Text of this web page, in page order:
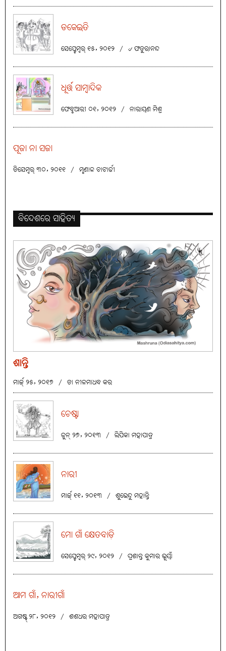
ଡକେଇତି
ସେପ୍ଟେମ୍ବର୍ ୧୫, ୨୦୧୨ / ୰ ଫତୁରାନନ୍ଦ
ଧୂର୍ତ୍ତ ସାମ୍ବାଦିକ
ଫେବୃଆରୀ ୦୧, ୨୦୧୨ / ନାରାୟଣ ମିଶ୍ର
ପୂଜା ନା ସଜା
ଡିସେମ୍ବର୍ ୩୦, ୨୦୧୧ / ମୃଣାଳ ଚାଟାର୍ଜୀ
ବିଦେଶରେ ସାହିତ୍ୟ
ଶାନ୍ତି
ମାର୍ଚ୍ଚ୍ ୨୫, ୨୦୧୭ / ଡା ନୀଳମାଧବ କର
ଚେଷ୍ଟା
ଜୁନ୍ ୨୭, ୨୦୧୩ / ଲିପିକା ମହାପାତ୍ର
ନାରୀ
ମାର୍ଚ୍ଚ୍ ୧୧, ୨୦୧୩ / ଶୁଭେନ୍ଦୁ ମହାନ୍ତି
ମୋ ଗାଁ କ୍ଷେତବାଡ଼ି
ସେପ୍ଟେମ୍ବର୍ ୨୯, ୨୦୧୨ / ପ୍ରଶାନ୍ତ କୁମାର ଭୂୟାଁ
ଆମ ଗାଁ, ନାରୀଗାଁ
ଅଗଷ୍ଟ୍ ୨୮, ୨୦୧୨ / ଶଶଧର ମହାପାତ୍ର